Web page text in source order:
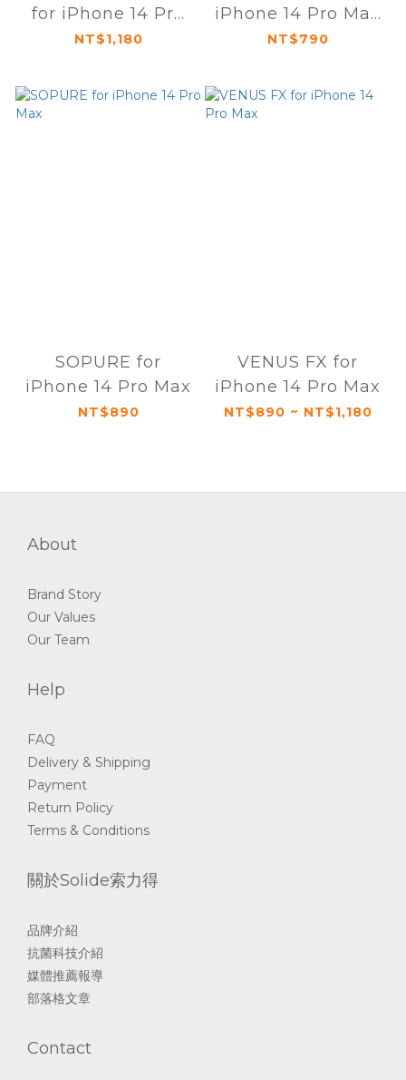
for iPhone 14 Pro
Max
NT$1,180
iPhone 14 Pro Max
Sapphire Lens
NT$790
SOPURE for
iPhone 14 Pro Max
NT$890
VENUS FX for
iPhone 14 Pro Max
NT$890 ~ NT$1,180
About
Brand Story
Our Values
Our Team
Help
FAQ
Delivery & Shipping
Payment
Return Policy
Terms & Conditions
關於Solide索力得
品牌介紹
抗菌科技介紹
媒體推薦報導
部落格文章
Contact